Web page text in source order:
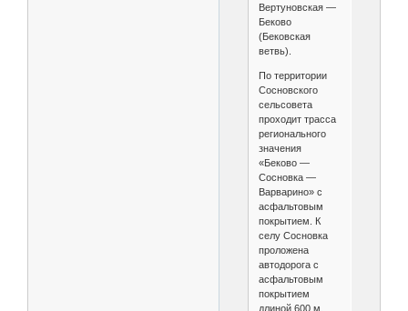
Вертуновская —
Беково
(Бековская
ветвь).
По территории
Сосновского
сельсовета
проходит трасса
регионального
значения
«Беково —
Сосновка —
Варварино» с
асфальтовым
покрытием. К
селу Сосновка
проложена
автодорога с
асфальтовым
покрытием
длиной 600 м.